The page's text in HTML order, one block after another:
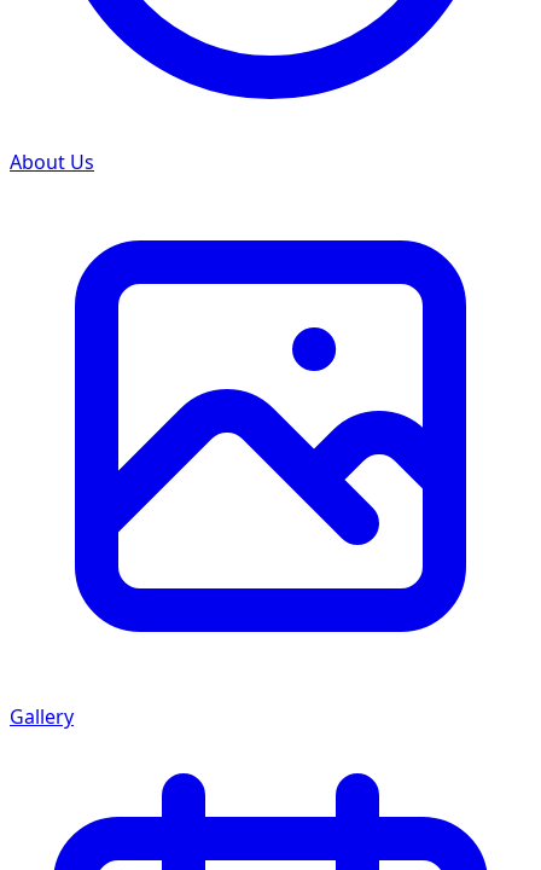
About Us
Gallery